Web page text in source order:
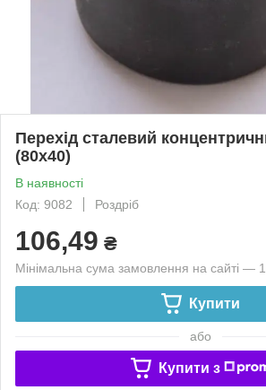
Перехід сталевий
(80х40)
В наявності
Код: 9082
Роздріб
106,49 ₴
Мінімальна сума замовлення на сайті —
Купити
або
Купити з